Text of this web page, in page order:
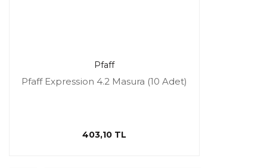
Pfaff
Pfaff Expression 4.2 Masura (10 Adet)
403,10 TL